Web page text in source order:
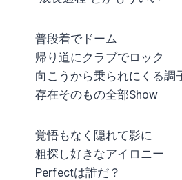
普段着でドーム
帰り道にクラブでロック
向こうから乗られにくる調
存在そのもの全部Show
覚悟もなく隠れて影に
粗探し好きなアイロニー
Perfectは誰だ？